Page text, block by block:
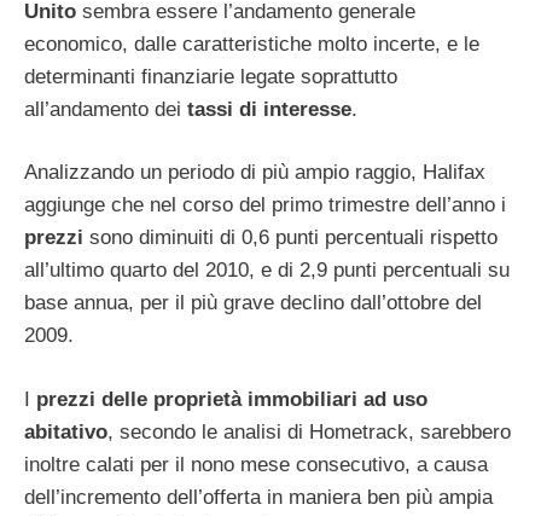
Unito sembra essere l’andamento generale
economico, dalle caratteristiche molto incerte, e le
determinanti finanziarie legate soprattutto
all’andamento dei tassi di interesse.
Analizzando un periodo di più ampio raggio, Halifax
aggiunge che nel corso del primo trimestre dell’anno i
prezzi sono diminuiti di 0,6 punti percentuali rispetto
all’ultimo quarto del 2010, e di 2,9 punti percentuali su
base annua, per il più grave declino dall’ottobre del
2009.
I prezzi delle proprietà immobiliari ad uso
abitativo, secondo le analisi di Hometrack, sarebbero
inoltre calati per il nono mese consecutivo, a causa
dell’incremento dell’offerta in maniera ben più ampia